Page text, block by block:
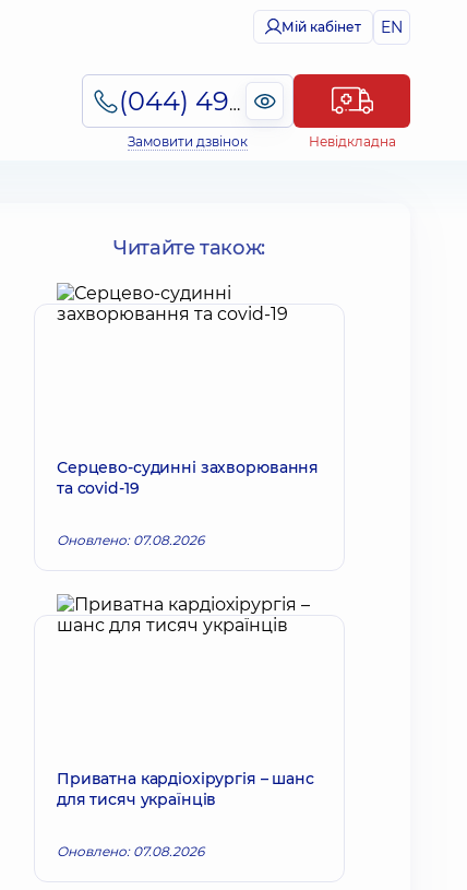
Мій кабінет EN
(044) 495-2-888
Замовити дзвінок Невідкладна
Читайте також:
Серцево-судинні захворювання
та covid-19
Оновлено: 07.08.2026
Приватна кардіохірургія – шанс
для тисяч українців
Оновлено: 07.08.2026